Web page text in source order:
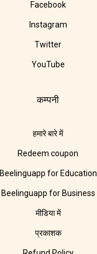
Facebook
Instagram
Twitter
YouTube
कम्पनी
हमारे बारे में
Redeem coupon
Beelinguapp for Education
Beelinguapp for Business
मीडिया में
प्रकाशक